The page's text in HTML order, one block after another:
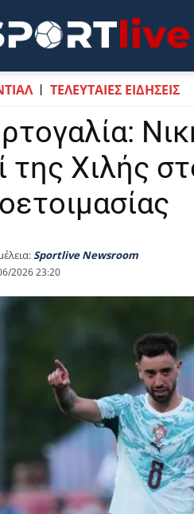
ΤΕΛΕΥΤΑΙΕΣ ΕΙΔΗΣΕΙΣ
της Χιλής
Sportlive Newsroom
2026 23:20